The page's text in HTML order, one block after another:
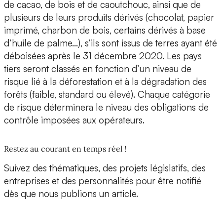
de cacao, de bois et de caoutchouc, ainsi que de
plusieurs de leurs produits dérivés (chocolat, papier
imprimé, charbon de bois, certains dérivés à base
d’huile de palme…), s’ils sont issus de terres ayant été
déboisées après le 31 décembre 2020. Les pays
tiers seront classés en fonction d’un niveau de
risque lié à la déforestation et à la dégradation des
forêts (faible, standard ou élevé). Chaque catégorie
de risque déterminera le niveau des obligations de
contrôle imposées aux opérateurs.
Restez au courant en temps réel !
Suivez des thématiques, des projets législatifs, des
entreprises et des personnalités pour être notifié
dès que nous publions un article.